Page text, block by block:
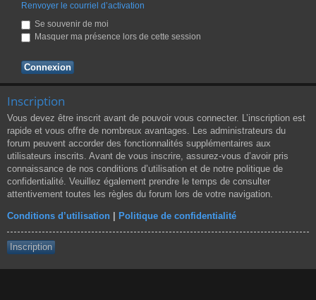
Renvoyer le courriel d’activation
Se souvenir de moi
Masquer ma présence lors de cette session
Inscription
Vous devez être inscrit avant de pouvoir vous connecter. L’inscription est
rapide et vous offre de nombreux avantages. Les administrateurs du
forum peuvent accorder des fonctionnalités supplémentaires aux
utilisateurs inscrits. Avant de vous inscrire, assurez-vous d’avoir pris
connaissance de nos conditions d’utilisation et de notre politique de
confidentialité. Veuillez également prendre le temps de consulter
attentivement toutes les règles du forum lors de votre navigation.
Conditions d’utilisation Politique de confidentialité
Inscription